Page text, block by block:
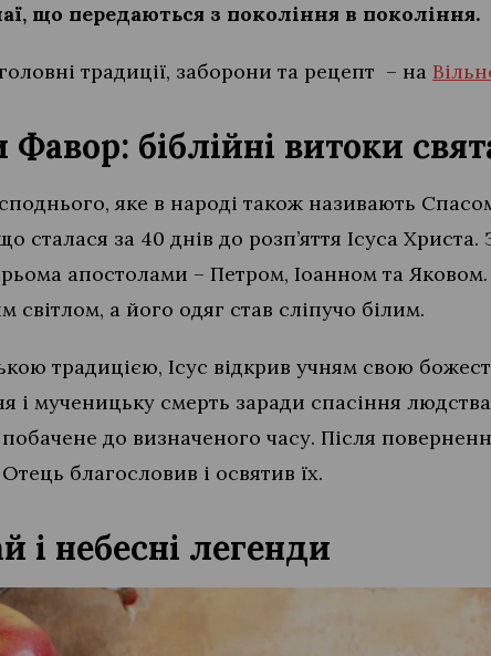
що передаються з покоління в покоління.
традиції, заборони та рецепт – на
біблійні витоки
яке в народі також називають Спасом
сталася за 40 днів до розп’яття Ісуса Христа.
апостолами – Петром, Іоанном та
світлом, а його одяг став сліпучо білим.
традицією, Ісус відкрив учням свою
і мученицьку смерть заради спасіння
до визначеного часу. Після
благословив і освятив їх.
і небесні легенди